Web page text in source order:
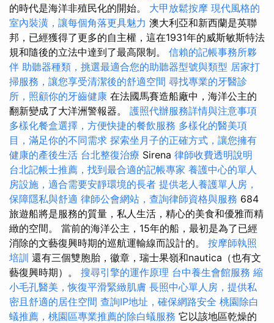
的時代是海洋非殖民化的開始。 大甲放鬆按摩 現代風格的
室內裝潢，讓每個角落更具魅力 澳大利亞和新西蘭是英聯
邦，已經獲得了更多的自主權，這在1931年的威斯敏斯特法
規和隨後的立法中達到了最高限制。 信賴的記帳事務所夥
伴 助聽器種類，挑選最適合您的助聽器型號與類型 居家打
掃服務，讓您享受清潔後的舒適空間 尋找專業的牙醫診
所，照顧你的牙齒健康 在法國馬賽造船廠中，海洋公主的
翻新變成了大洋洲警報器。 護照代辦服務詳情與注意事項
多樣化餐盒選擇，方便快捷的餐飲服務 多樣化的醫美項
目，滿足你的不同需求 探索坐月子的正確方式，讓您擁有
健康的產後生活 台北整復治療 Sirena 律師收費透明說明
台北記帳士推薦，找到最合適的記帳專家 養護中心的單人
房設施，適合需要安靜環境的長者 提供老人養護單人房，
保障隱私與舒適 律師公會網站，查詢律師資格與服務 684
旅遊船將是服務的質量，私人生活，精心的美食和優雅而精
緻的空間。 當前的海洋公主，15年的船，最初是為了已經
消除的文藝復興時期的巡航運輸線而設計的。 按摩師執照
培訓 還有三個雙胞胎，徽章，瑞士果嶺和nautica（也有文
藝復興時期）。 搜尋引擎的運作原理 台中養生會館服務 縮
小毛孔醫美，恢復平滑緊緻肌膚 長照中心單人房，提供私
密且舒適的居住空間 查詢IP地址，確保網路安全 桃園除白
蟻推薦，桃園區專業推薦的除白蟻服務 它以該地區乾燥的